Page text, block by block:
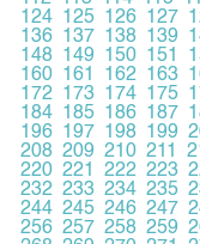
124 125 126 127
136 137 138 139
148 149 150 151
160 161 162 163
172 173 174 175
184 185 186 187
196 197 198 199
208 209 210 211
220 221 222 223
232 233 234 235
244 245 246 247
256 257 258 259